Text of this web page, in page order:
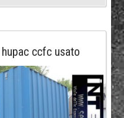
ccfc usato